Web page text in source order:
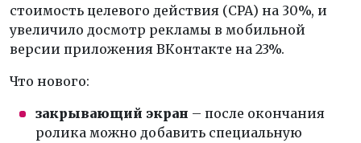
стоимость целевого действия (CPA) на 30%, и
увеличило досмотр рекламы в мобильной
версии приложения ВКонтакте на 23%.
Что нового:
закрывающий экран – после окончания
ролика можно добавить специальную